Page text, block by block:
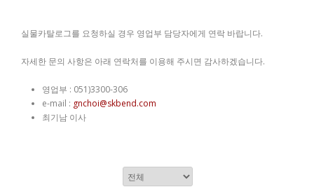
실물카탈로그를 요청하실 경우 영업부 담당자에게 연락 바랍니다.
자세한 문의 사항은 아래 연락처를 이용해 주시면 감사하겠습니다.
영업부 : 051)3300-306
e-mail : gnchoi@skbend.com
최기남 이사